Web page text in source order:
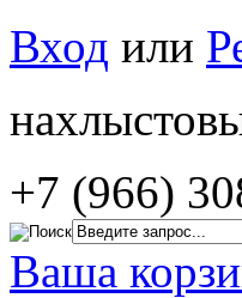
Вход или
+7 (966)
Ваша